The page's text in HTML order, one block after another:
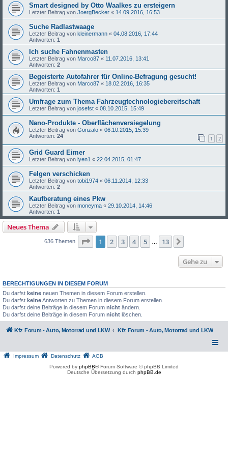
Smart designed by Otto Waalkes zu ersteigern
Letzter Beitrag von JoergBecker « 14.09.2016, 16:53
Suche Radlastwaage
Letzter Beitrag von kleinermann « 04.08.2016, 17:44
Antworten: 1
Ich suche Fahnenmasten
Letzter Beitrag von Marco87 « 11.07.2016, 13:41
Antworten: 2
Begeisterte Autofahrer für Online-Befragung gesucht!
Letzter Beitrag von Marco87 « 18.02.2016, 16:35
Antworten: 1
Umfrage zum Thema Fahrzeugtechnologiebereitschaft
Letzter Beitrag von josefst « 08.10.2015, 15:49
Nano-Produkte - Oberflächenversiegelung
Letzter Beitrag von Gonzalo « 06.10.2015, 15:39
Antworten: 24 1 2
Grid Guard Eimer
Letzter Beitrag von iyen1 « 22.04.2015, 01:47
Felgen verschicken
Letzter Beitrag von tobi1974 « 06.11.2014, 12:33
Antworten: 2
Kaufberatung eines Pkw
Letzter Beitrag von moneyma « 29.10.2014, 14:46
Antworten: 1
Neues Thema
636 Themen Seite 1von 13
1 2 3 4 5 13
Gehe zu
BERECHTIGUNGEN IN DIESEM FORUM
Du darfst keine neuen Themen in diesem Forum erstellen.
Du darfst keineAntworten zu Themen in diesem Forum erstellen.
Du darfst deine Beiträge in diesem Forum nicht ändern.
Du darfst deine Beiträge in diesem Forum nicht löschen.
Kfz Forum - Auto, Motorrad und LKW Kfz Forum - Auto, Motorrad und LKW
Impressum Datenschutz
AGB
Powered by phpBB® Forum Software © phpBB Limited
Deutsche Übersetzung durch phpBB.de